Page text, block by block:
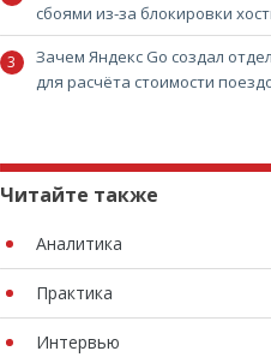
сбоями из-за блокировки
Зачем Яндекс Go создал
для расчёта стоимости
Читайте также
Аналитика
Практика
Интервью